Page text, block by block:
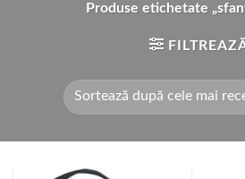
Produse etichetate